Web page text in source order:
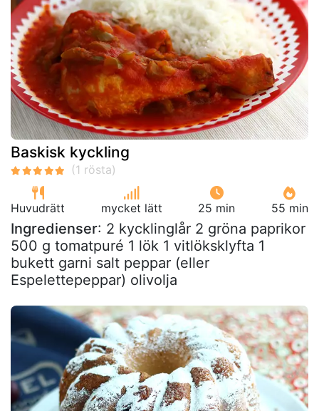
Baskisk kyckling
Huvudrätt mycket lätt 25 min 55 min
Ingredienser: 2 kycklinglår 2 gröna paprikor
500 g tomatpuré 1 lök 1 vitlöksklyfta 1
bukett garni salt peppar (eller
Espelettepeppar) olivolja